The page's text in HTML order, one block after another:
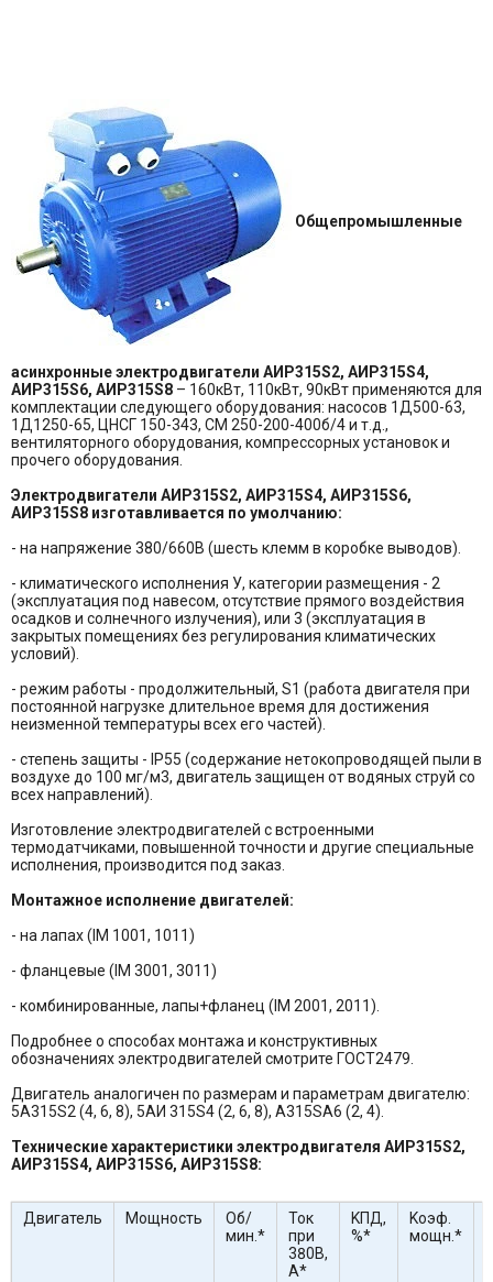
Общепромышленные
асинхронные электродвигатели АИР315S2, АИР315S4,
АИР315S6, АИР315S8 – 160кВт, 110кВт, 90кВт применяются для
комплектации следующего оборудования: насосов 1Д500-63,
1Д1250-65, ЦНСГ 150-343, СМ 250-200-400б/4 и т.д.,
вентиляторного оборудования, компрессорных установок и
прочего оборудования.
Электродвигатели АИР315S2, АИР315S4, АИР315S6,
АИР315S8 изготавливается по умолчанию:
- на напряжение 380/660В (шесть клемм в коробке выводов).
- климатического исполнения У, категории размещения - 2
(эксплуатация под навесом, отсутствие прямого воздействия
осадков и солнечного излучения), или 3 (эксплуатация в
закрытых помещениях без регулирования климатических
условий).
- режим работы - продолжительный, S1 (работа двигателя при
постоянной нагрузке длительное время для достижения
неизменной температуры всех его частей).
- степень защиты - IP55 (содержание нетокопроводящей пыли в
воздухе до 100 мг/м3, двигатель защищен от водяных струй со
всех направлений).
Изготовление электродвигателей с встроенными
термодатчиками, повышенной точности и другие специальные
исполнения, производится под заказ.
Монтажное исполнение двигателей:
- на лапах (IM 1001, 1011)
- фланцевые (IM 3001, 3011)
- комбинированные, лапы+фланец (IM 2001, 2011).
Подробнее о способах монтажа и конструктивных
обозначениях электродвигателей смотрите ГОСТ2479.
Двигатель аналогичен по размерам и параметрам двигателю:
5А315S2 (4, 6, 8), 5АИ 315S4 (2, 6, 8), А315SA6 (2, 4).
Технические характеристики электродвигателя АИР315S2,
АИР315S4, АИР315S6, АИР315S8:
Двигатель Мощность
Об/
мин.*
Ток
при
380В,
А*
KПД,
%*
Kоэф.
мощн.*